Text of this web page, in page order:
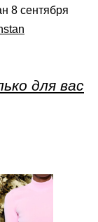
8 сентября
для вас